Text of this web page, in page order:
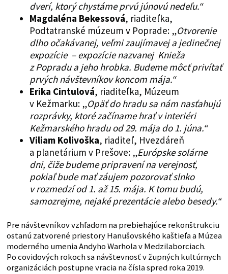
dverí, ktorý chystáme prvú júnovú nedeľu.“
Magdaléna Bekessová, riaditeľka,
Podtatranské múzeum v Poprade: „Otvorenie
dlho očakávanej, veľmi zaujímavej a jedinečnej
expozície – expozície nazvanej Knieža
z Popradu a jeho hrobka. Budeme môcť privítať
prvých návštevníkov koncom mája.“
Erika Cintulová, riaditeľka, Múzeum
v Kežmarku: „Opäť do hradu sa nám nasťahujú
rozprávky, ktoré začíname hrať v interiéri
Kežmarského hradu od 29. mája do 1. júna.“
Viliam Kolivoška, riaditeľ, Hvezdáreň
a planetárium v Prešove: „Európske solárne
dni, čiže budeme pripravení na verejnosť,
pokiaľ bude mať záujem pozorovať slnko
v rozmedzí od 1. až 15. mája. K tomu budú,
samozrejme, nejaké prezentácie alebo besedy.“
Pre návštevníkov vzhľadom na prebiehajúce rekonštrukciu
ostanú zatvorené priestory Hanušovského kaštieľa a Múzea
moderného umenia Andyho Warhola v Medzilaborciach.
Po covidových rokoch sa návštevnosť v župných kultúrnych
organizáciách postupne vracia na čísla spred roka 2019.